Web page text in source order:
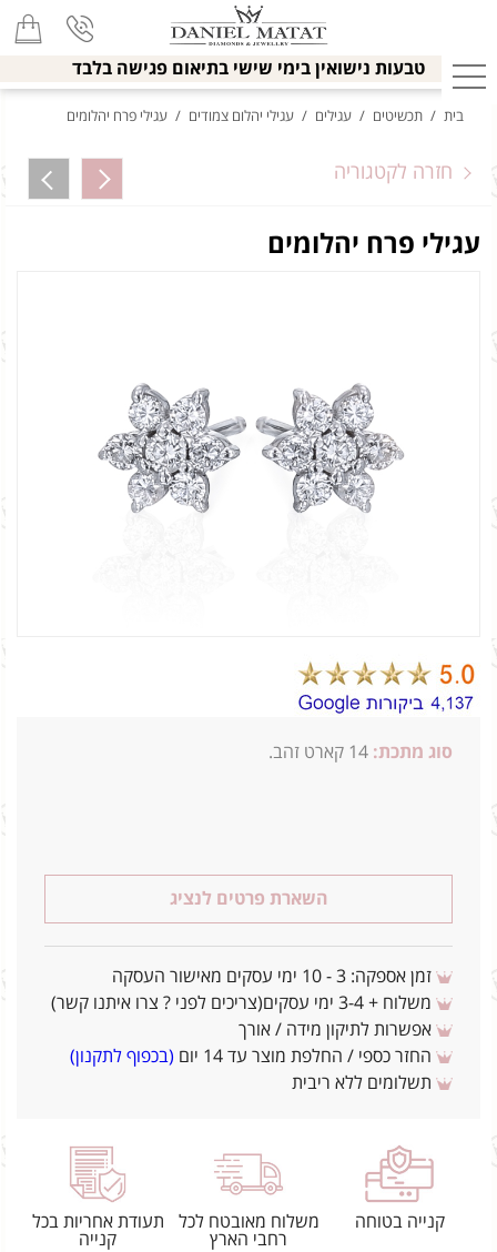
טבעות נישואין בימי שישי בתיאום פגישה בלבד
בית / תכשיטים / עגילים / עגילי יהלום צמודים / עגילי פרח יהלומים
חזרה לקטגוריה
עגילי פרח יהלומים
סוג מתכת: 14 קארט זהב.
השארת פרטים לנציג
זמן אספקה: 3 - 10 ימי עסקים מאישור העסקה
משלוח + 3-4 ימי עסקים(צריכים לפני ? צרו איתנו קשר)
אפשרות לתיקון מידה / אורך
החזר כספי / החלפת מוצר עד 14 יום
(בכפוף לתקנון)
תשלומים ללא ריבית
קנייה בטוחה
משלוח מאובטח לכל
רחבי הארץ
תעודת אחריות בכל
קנייה